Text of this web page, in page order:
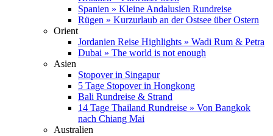
Spanien » Kleine Andalusien Rundreise
Rügen » Kurzurlaub an der Ostsee über Ostern
Orient
Jordanien Reise Highlights » Wadi Rum & Petra
Dubai » The world is not enough
Asien
Stopover in Singapur
5 Tage Stopover in Hongkong
Bali Rundreise & Strand
14 Tage Thailand Rundreise » Von Bangkok
nach Chiang Mai
Australien